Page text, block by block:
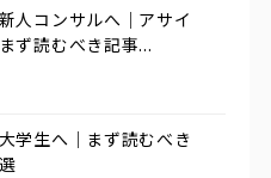
人コンサルへ｜アサイ
ず読むべき記事...
学生へ｜まず読むべき